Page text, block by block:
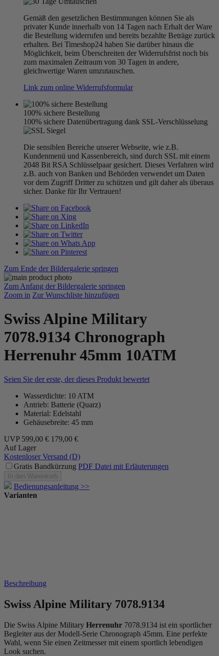
Gemäß den gesetzlichen Bestimmungen können Sie als
privater Kunde innerhalb von 14 Tagen nach Erhalt der Ware
die Bestellung widerrufen und bereits bezahlte Beträge zurück
erhalten. Bei Timeshop24 haben Sie darüber hinaus die
Möglichkeit, beim Überschreiten der Widerrufsfrist noch bis
zum maximalen Zeitraum von 30 Tagen in andere,
gleichwertige Waren umzutauschen.
Link zum online Widerrufsformular
100% sichere Bestellung
100% sichere Datenübertragung dank SSL-Verschlüsselung
Die sensiblen Bereiche unserer Webseite, wie z.B.
Kundenmenü und Kassenbereich, sind durch SSL mit einem
2048 Bit RSA Schlüsselpaar gesichert. Dieses Verfahren wird
z.B. auch von Banken und Behörden verwendet um Daten
vor dem Zugriff Dritter zu schützen und gilt daher als überaus
sicher. Danke für Ihr Vertrauen!
Zum Ende der Bildergalerie springen
Zum Anfang der Bildergalerie springen
Zoom in Zur Wunschliste hinzufügen
Swiss Alpine Military
7078.9134 Chronograph
Herrenuhr 45mm 10ATM
Seien Sie der erste, der dieses Produkt bewertet
Wasserdichte: 10 ATM
Antrieb: Batterie (Quarz)
Material: Edelstahl
Gehäusebreite: 45 mm
UVP 599,00 € 179,00 €
Auf Lager
Kostenloser Versand (D)
Gratis Bandkürzung PDF Datei mit Erläuterungen
In den Warenkorb
Bedienungsanleitung >>
Varianten
Beschreibung
Swiss Alpine Military 7078.9134
Die Swiss Alpine Military Herrenuhr 7078.9134 ist ein sportlicher
Begleiter aus der Modell-Serie Chronograph 45mm. Eine perfekte
Wahl, wenn Sie einen Zeitmesser mit einem sportlich lebendigen
Look suchen.